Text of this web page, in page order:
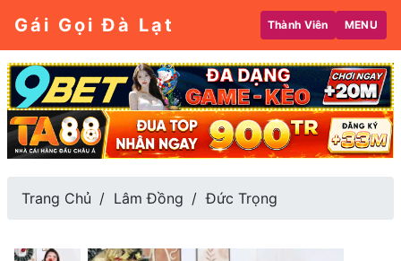
Gái Gọi Đà Lạt Thành Viên MENU
Trang Chủ Lâm Đồng Đức Trọng